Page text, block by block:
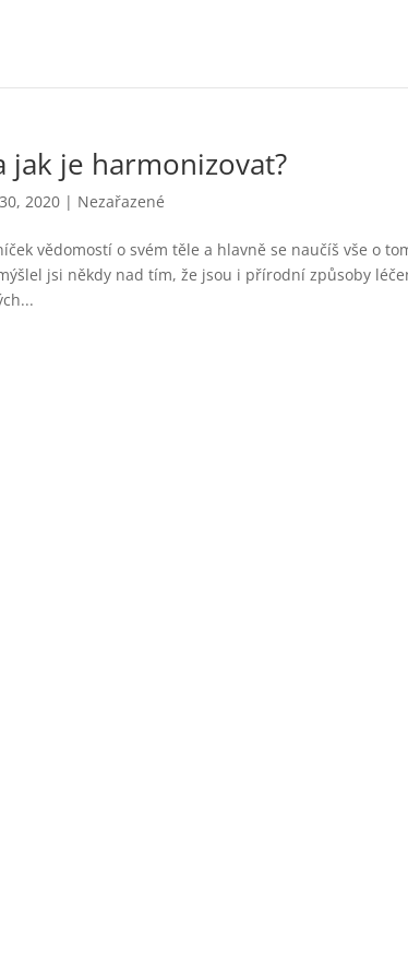
jak je harmonizovat?
2020 | Nezařazené
vědomostí o svém těle a hlavně se naučíš vše o
jsi někdy nad tím, že jsou i přírodní způsoby